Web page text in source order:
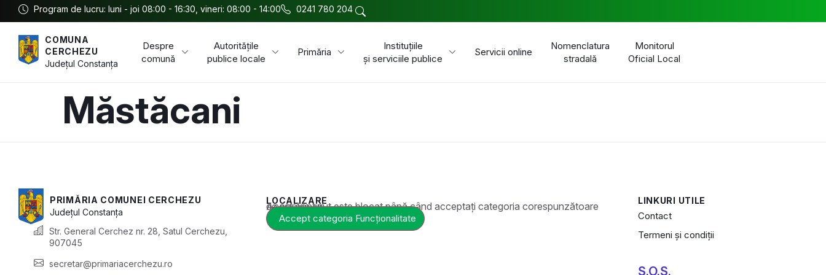
Program de lucru: luni - joi 08:00 - 16:30, vineri: 08:00 - 14:00 0241 780 204
COMUNA
CERCHEZU
JudețulConstanța
Despre
comună
Autoritățile
publice locale
Primăria
Instituțiile
și serviciile publice
Servicii online
Nomenclatura
stradală
Monitorul
Oficial Local
Măstăcani
PRIMĂRIA COMUNEI CERCHEZU
JudețulConstanța
Str. General Cerchez nr. 28, Satul Cerchezu,
907045
secretar@primariacerchezu.ro
LOCALIZARE
Acest conținut este blocat până când acceptați categoria corespunzătoare de cookie-uri.
Accept categoria Funcționalitate
LINKURI UTILE
Contact
Termeni și condiții
S.O.S.